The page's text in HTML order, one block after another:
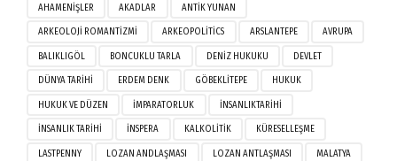
AHAMENIŞLER AKADLAR ANTIK YUNAN
ARKEOLOJI ROMANTIZMI ARKEOPOLITICS ARSLANTEPE AVRUPA
BALIKLIGÖL BONCUKLU TARLA DENIZ HUKUKU DEVLET
DÜNYA TARIHI ERDEM DENK GÖBEKLITEPE HUKUK
HUKUK VE DÜZEN IMPARATORLUK INSANLIKTARIHI
INSANLIK TARIHI INSPERA KALKOLITIK KÜRESELLEŞME
LASTPENNY LOZAN ANDLAŞMASI LOZAN ANTLAŞMASI MALATYA